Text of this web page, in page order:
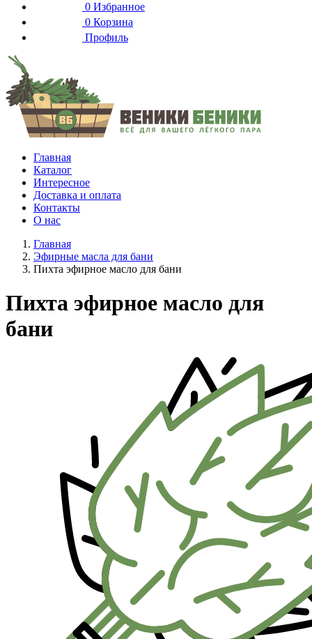
0 Избранное
0 Корзина
Профиль
Главная
Каталог
Интересное
Доставка и оплата
Контакты
О нас
Главная
Эфирные масла для бани
Пихта эфирное масло для бани
Пихта эфирное масло для
бани